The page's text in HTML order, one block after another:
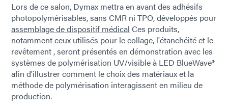
Lors de ce salon, Dymax mettra en avant des adhésifs
photopolymérisables, sans CMR ni TPO, développés pour
assemblage de dispositif médical Ces produits,
notamment ceux utilisés pour le collage, l'étanchéité et le
revêtement , seront présentés en démonstration avec les
systèmes de polymérisation UV/visible à LED BlueWave®
afin d'illustrer comment le choix des matériaux et la
méthode de polymérisation interagissent en milieu de
production.